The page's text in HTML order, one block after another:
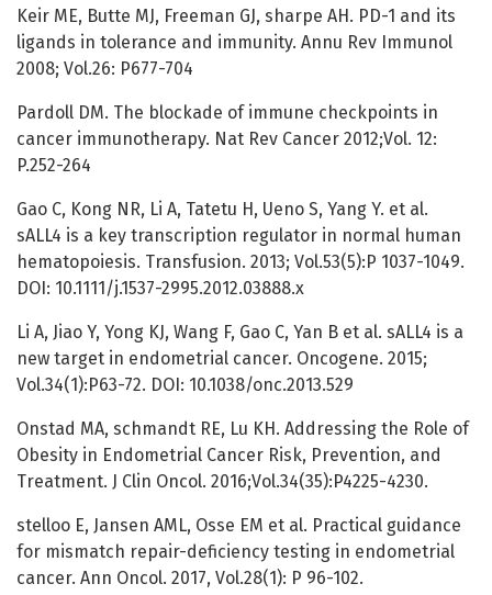
Keir ME, Butte MJ, Freeman GJ, sharpe AH. PD-1 and its
ligands in tolerance and immunity. Annu Rev Immunol
2008; Vol.26: P677-704
Pardoll DM. The blockade of immune checkpoints in
cancer immunotherapy. Nat Rev Cancer 2012;Vol. 12:
P.252-264
Gao C, Kong NR, Li A, Tatetu H, Ueno S, Yang Y. et al.
sALL4 is a key transcription regulator in normal human
hematopoiesis. Transfusion. 2013; Vol.53(5):P 1037-1049.
DOI: 10.1111/j.1537-2995.2012.03888.x
Li A, Jiao Y, Yong KJ, Wang F, Gao C, Yan B et al. sALL4 is a
new target in endometrial cancer. Oncogene. 2015;
Vol.34(1):P63-72. DOI: 10.1038/onc.2013.529
Onstad MA, schmandt RE, Lu KH. Addressing the Role of
Obesity in Endometrial Cancer Risk, Prevention, and
Treatment. J Clin Oncol. 2016;Vol.34(35):P4225-4230.
stelloo E, Jansen AML, Osse EM et al. Practical guidance
for mismatch repair-deficiency testing in endometrial
cancer. Ann Oncol. 2017, Vol.28(1): P 96-102.